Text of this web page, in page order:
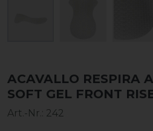
ACAVALLO RESPIRA
SOFT GEL FRONT
Art.-Nr.: 242